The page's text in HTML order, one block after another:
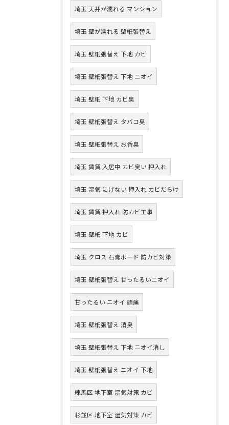
埼玉 天井が濡れる マンション
埼玉 壁が濡れる 壁紙張替え
埼玉 壁紙張替え 下地 カビ
埼玉 壁紙張替え 下地 ニオイ
埼玉 壁紙 下地 カビ臭
埼玉 壁紙張替え タバコ臭
埼玉 壁紙張替え お香臭
埼玉 賃貸 入居中 カビ臭い 押入れ
埼玉 湿気 にげない 押入れ カビだらけ
埼玉 賃貸 押入れ 防カビ工事
埼玉 壁紙 下地 カビ
埼玉 クロス 石膏ボード 防カビ対策
埼玉 壁紙張替え 甘ったるいニオイ
甘ったるい ニオイ 頭痛
埼玉 壁紙張替え 消臭
埼玉 壁紙張替え 下地 ニオイ消し
埼玉 壁紙張替え ニオイ 下地
練馬区 地下室 湿気対策 カビ
杉並区 地下室 湿気対策 カビ